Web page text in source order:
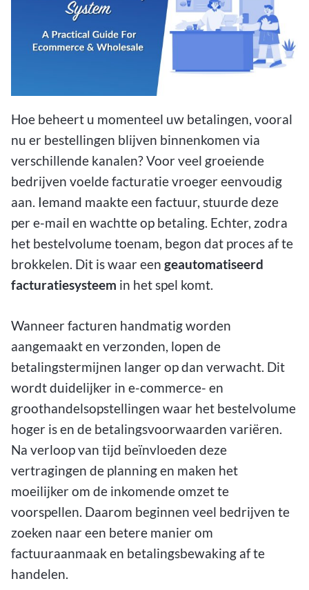
Hoe beheert u momenteel uw betalingen, vooral
nu er bestellingen blijven binnenkomen via
verschillende kanalen? Voor veel groeiende
bedrijven voelde facturatie vroeger eenvoudig
aan. Iemand maakte een factuur, stuurde deze
per e-mail en wachtte op betaling. Echter, zodra
het bestelvolume toenam, begon dat proces af te
brokkelen. Dit is waar een geautomatiseerd
facturatiesysteem in het spel komt.
Wanneer facturen handmatig worden
aangemaakt en verzonden, lopen de
betalingstermijnen langer op dan verwacht. Dit
wordt duidelijker in e-commerce- en
groothandelsopstellingen waar het bestelvolume
hoger is en de betalingsvoorwaarden variëren.
Na verloop van tijd beïnvloeden deze
vertragingen de planning en maken het
moeilijker om de inkomende omzet te
voorspellen. Daarom beginnen veel bedrijven te
zoeken naar een betere manier om
factuuraanmaak en betalingsbewaking af te
handelen.